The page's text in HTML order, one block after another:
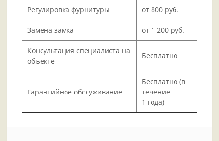
Регулировка фурнитуры от 800 руб.
Замена замка от 1 200 руб.
Консультация специалиста на
объекте
Бесплатно
Гарантийное обслуживание
Бесплатно (в
течение
1 года)